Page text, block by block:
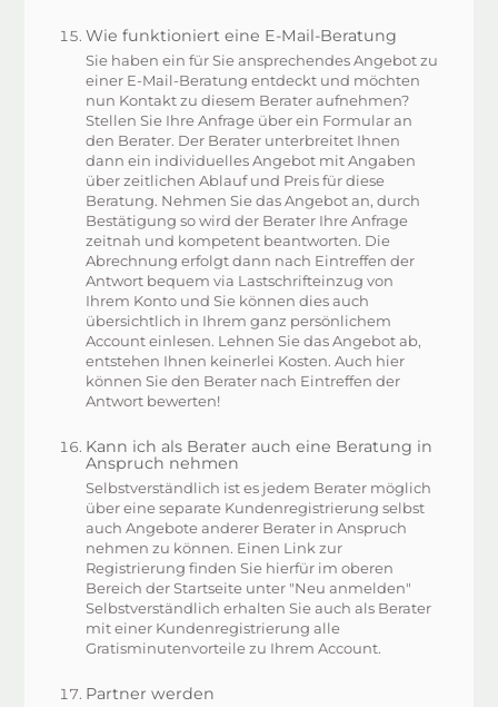
Wie funktioniert eine E-Mail-Beratung
Sie haben ein für Sie ansprechendes Angebot zu
einer E-Mail-Beratung entdeckt und möchten
nun Kontakt zu diesem Berater aufnehmen?
Stellen Sie Ihre Anfrage über ein Formular an
den Berater. Der Berater unterbreitet Ihnen
dann ein individuelles Angebot mit Angaben
über zeitlichen Ablauf und Preis für diese
Beratung. Nehmen Sie das Angebot an, durch
Bestätigung so wird der Berater Ihre Anfrage
zeitnah und kompetent beantworten. Die
Abrechnung erfolgt dann nach Eintreffen der
Antwort bequem via Lastschrifteinzug von
Ihrem Konto und Sie können dies auch
übersichtlich in Ihrem ganz persönlichem
Account einlesen. Lehnen Sie das Angebot ab,
entstehen Ihnen keinerlei Kosten. Auch hier
können Sie den Berater nach Eintreffen der
Antwort bewerten!
Kann ich als Berater auch eine Beratung in
Anspruch nehmen
Selbstverständlich ist es jedem Berater möglich
über eine separate Kundenregistrierung selbst
auch Angebote anderer Berater in Anspruch
nehmen zu können. Einen Link zur
Registrierung finden Sie hierfür im oberen
Bereich der Startseite unter "Neu anmelden"
Selbstverständlich erhalten Sie auch als Berater
mit einer Kundenregistrierung alle
Gratisminutenvorteile zu Ihrem Account.
Partner werden